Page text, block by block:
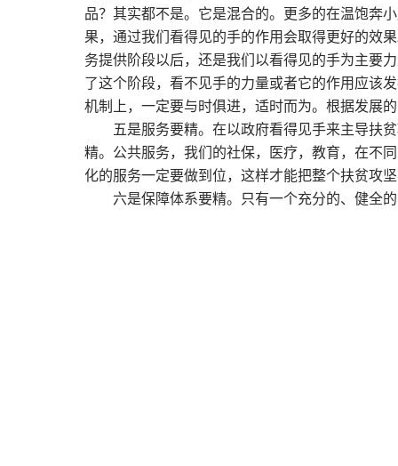
品？其实都不是。它是混合的。更多的在温饱奔
果，通过我们看得见的手的作用会取得更好的效
务提供阶段以后，还是我们以看得见的手为主要
了这个阶段，看不见手的力量或者它的作用应该
机制上，一定要与时俱进，适时而为。根据发展
五是服务要精。在以政府看得见手来主导扶
精。公共服务，我们的社保，医疗，教育，在不
化的服务一定要做到位，这样才能把整个扶贫攻
六是保障体系要精。只有一个充分的、健全